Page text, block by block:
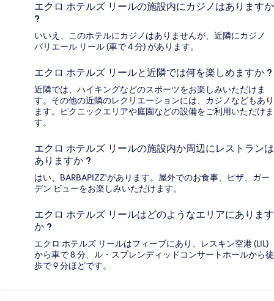
エクロ ホテルズ リールの施設内にカジノはありますか
?
いいえ、このホテルにカジノはありませんが、近隣にカジノ
バリエール リール (車で 4 分) があります。
エクロ ホテルズ リールと近隣では何を楽しめますか ?
近隣では、ハイキングなどのスポーツをお楽しみいただけま
す。その他の近隣のレクリエーションには、カジノなどもあり
ます。ピクニックエリアや庭園などの設備をご利用いただけま
す。
エクロ ホテルズ リールの施設内か周辺にレストランは
ありますか ?
はい、BARBAPIZZ'があります。屋外でのお食事、ピザ、ガー
デン ビューをお楽しみいただけます。
エクロ ホテルズ リールはどのようなエリアにあります
か ?
エクロ ホテルズ リールはフィーブにあり、レスキン空港 (LIL)
から車で 8 分、ル・スプレンディッドコンサートホールから徒
歩で 9 分ほどです。